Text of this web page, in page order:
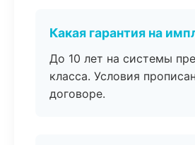
Какая гарантия на
До 10 лет на системы
класса. Условия
договоре.